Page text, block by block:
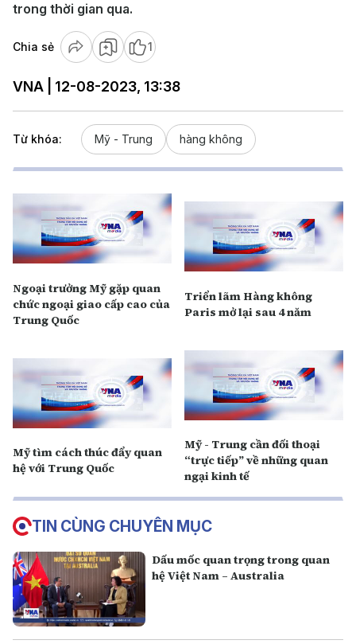
trong thời gian qua.
Chia sẻ 1
VNA | 12-08-2023, 13:38
Từ khóa: Mỹ - Trung hàng không
Ngoại trưởng Mỹ gặp quan
chức ngoại giao cấp cao của
Trung Quốc
Triển lãm Hàng không
Paris mở lại sau 4 năm
Mỹ tìm cách thúc đẩy quan
hệ với Trung Quốc
Mỹ - Trung cần đối thoại
“trực tiếp” về những quan
ngại kinh tế
TIN CÙNG CHUYÊN MỤC
Dấu mốc quan trọng trong quan
hệ Việt Nam – Australia